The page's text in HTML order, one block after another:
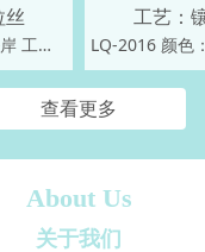
LQ-2011 颜色：黄金海岸 工艺：镶嵌铜拉丝
查看更多
About Us
关于我们